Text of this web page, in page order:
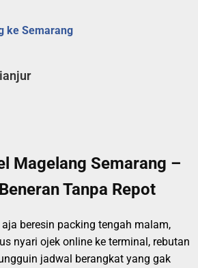
ke Semarang
Magelang Semarang –
Tanpa Repot
beresin packing tengah malam,
nyari ojek online ke terminal, rebutan
jadwal berangkat yang gak